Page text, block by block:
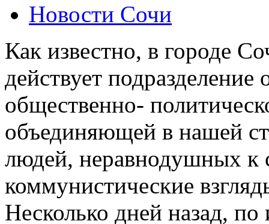
Новости Сочи
Как известно, в городе
действует
общественно-
объединяющей в нашей
людей, неравнодушных к
коммунистические
Несколько дней назад,